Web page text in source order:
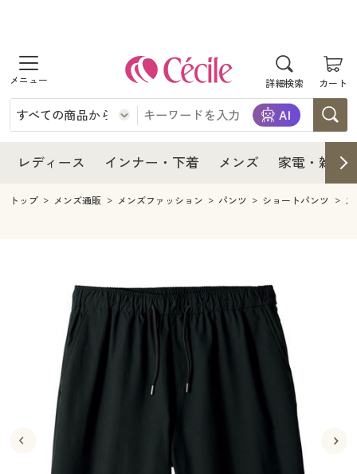
詳細検索 カート
商品を探す
レディース
レディースファッション
インナー・下着
インナー・下着通販すべて
メンズ下着
ジュニア・ティーンズ下着
メンズ
メンズファッション
メンズ下着
家電・雑貨すべて
キッチン・雑貨・日用品
寝具・インテリア・家具
寝具・インテリア・家具通販すべて
家具・収納
寝具・ベッド
カーテン・ラグ・ファブリック
美容・健康
美容・健康通販すべて
美容・健康・サプリメント
制服・スクール
制服・スクールすべて
制服・学生服
大きいサイズ
大きいサイズ通販すべて
バーゲン
レディース インナー・下着 メンズ 家電・雑貨
レディース
レディース通販すべて
レディースファッション
インナー・下着
インナー・下着通販すべて
メンズ
キッチン・雑貨・日用品
家具・収納
寝具・ベッド
カーテン・ラグ・ファブリック
美容・健康通販すべて
美容・健康・サプリメント
制服・スクール
制服・スクールすべて
制服・学生服
ジュニア・ティーンズ下着
大きいサイズ
大きいサイズ通販すべて
大きいサイズ レディース服
バーゲン
バーゲンセール
詳細検索
トップ メンズ通販 メンズファッション パンツ ショートパンツ